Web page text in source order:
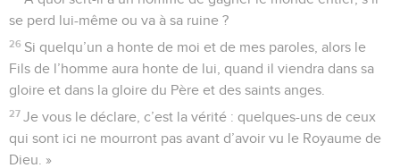
se perd lui-même ou va à sa ruine ?
26 Si quelqu’un a honte de moi et de mes paroles, alors le
Fils de l’homme aura honte de lui, quand il viendra dans sa
gloire et dans la gloire du Père et des saints anges.
27 Je vous le déclare, c’est la vérité : quelques-uns de ceux
qui sont ici ne mourront pas avant d’avoir vu le Royaume de
Dieu. »